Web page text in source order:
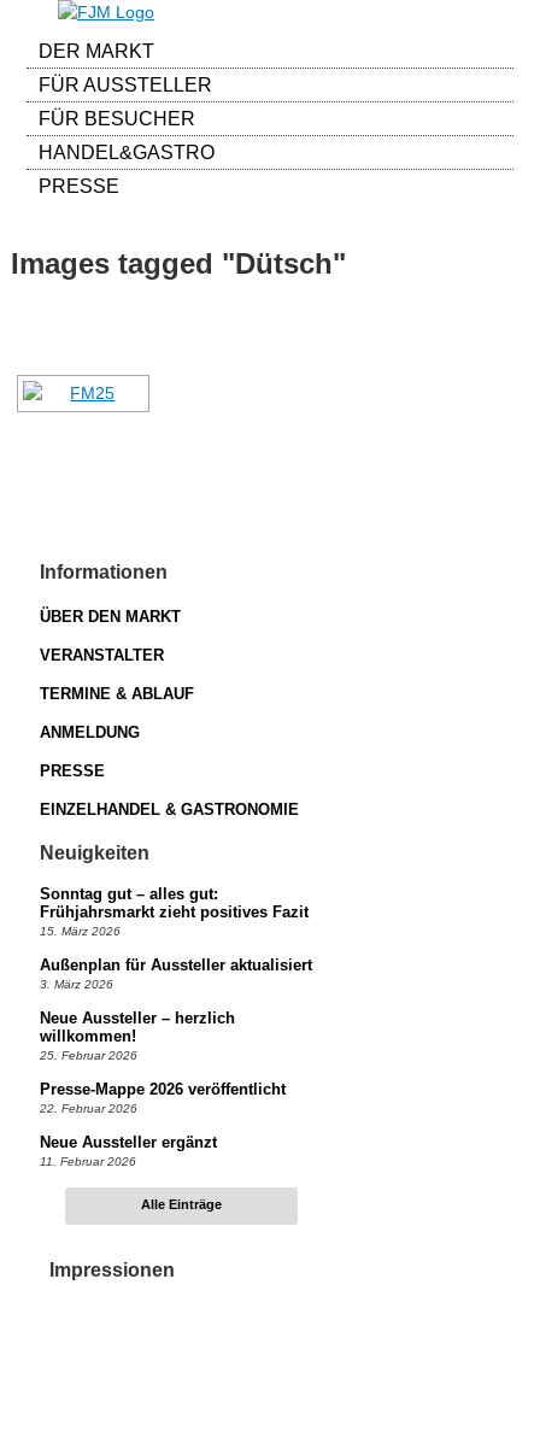
DER MARKT
FÜR AUSSTELLER
FÜR BESUCHER
HANDEL&GASTRO
PRESSE
Images tagged "Dütsch"
Informationen
ÜBER DEN MARKT
VERANSTALTER
TERMINE & ABLAUF
ANMELDUNG
PRESSE
EINZELHANDEL & GASTRONOMIE
Neuigkeiten
Sonntag gut – alles gut:
Frühjahrsmarkt zieht positives Fazit
15. März 2026
Außenplan für Aussteller aktualisiert
3. März 2026
Neue Aussteller – herzlich
willkommen!
25. Februar 2026
Presse-Mappe 2026 veröffentlicht
22. Februar 2026
Neue Aussteller ergänzt
11. Februar 2026
Alle Einträge
Impressionen